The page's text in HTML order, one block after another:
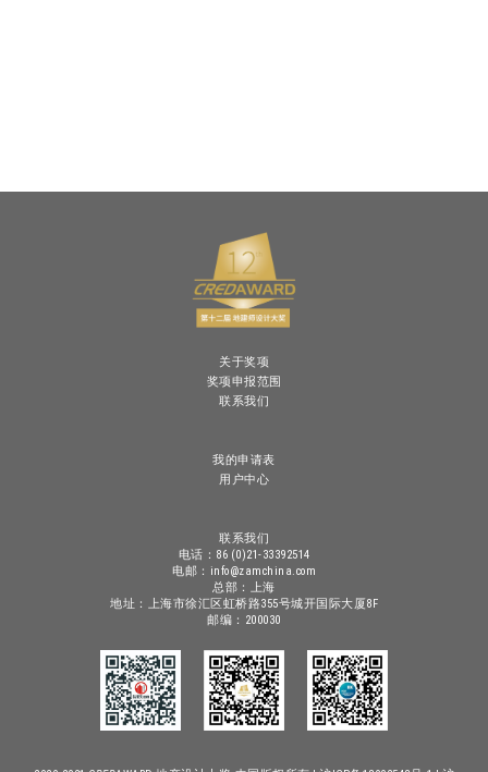
关于奖项
奖项申报范围
联系我们
我的申请表
用户中心
联系我们
电话：86 (0)21-33392514
电邮：info@zamchina.com
总部：上海
地址：上海市徐汇区虹桥路355号城开国际大厦8F
邮编：200030